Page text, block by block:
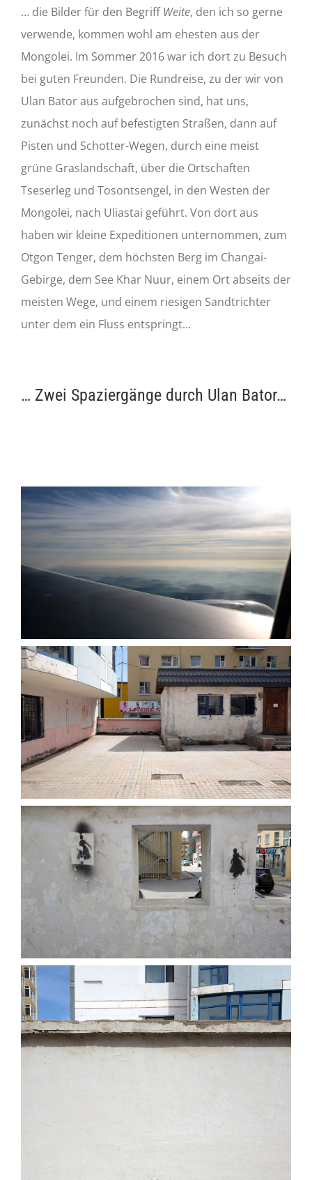
… die Bilder für den BegriffWeite, den ich so gerne
verwende, kommen wohl am ehesten aus der
Mongolei. Im Sommer 2016 war ich dort zu Besuch
bei guten Freunden. Die Rundreise, zu der wir von
Ulan Bator aus aufgebrochen sind, hat uns,
zunächst noch auf befestigten Straßen, dann auf
Pisten und Schotter-Wegen, durch eine meist
grüne Graslandschaft, über die Ortschaften
Tseserleg und Tosontsengel, in den Westen der
Mongolei, nach Uliastai geführt. Von dort aus
haben wir kleine Expeditionen unternommen, zum
Otgon Tenger, dem höchsten Berg im Changai-
Gebirge, dem See Khar Nuur, einem Ort abseits der
meisten Wege, und einem riesigen Sandtrichter
unter dem ein Fluss entspringt…
… Zwei Spaziergänge durch Ulan Bator…